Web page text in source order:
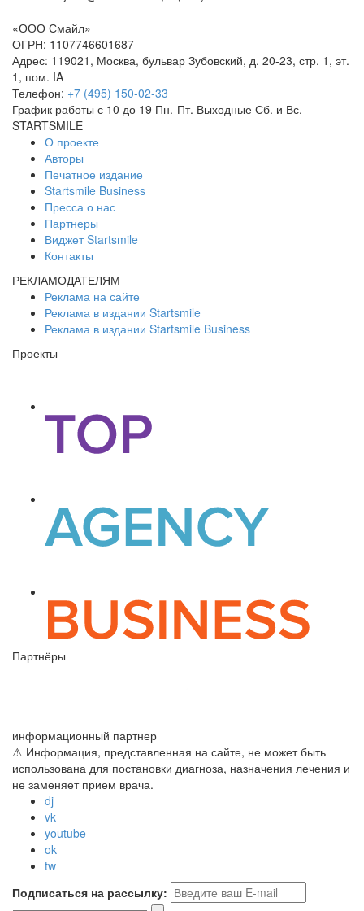
«ООО Смайл»
ОГРН: 1107746601687
Адрес: 119021 , Москва, бульвар Зубовский, д. 20-23, стр. 1, эт.
1, пом. IA
Телефон: +7 (495) 150-02-33
График работы с 10 до 19 Пн.-Пт. Выходные Сб. и Вс.
STARTSMILE
О проекте
Авторы
Печатное издание
Startsmile Business
Пресса о нас
Партнеры
Виджет Startsmile
Контакты
РЕКЛАМОДАТЕЛЯМ
Реклама на сайте
Реклама в издании Startsmile
Реклама в издании Startsmile Business
Проекты
Партнёры
информационный партнер
⚠ Информация, представленная на сайте, не может быть
использована для постановки диагноза, назначения лечения и
не заменяет прием врача.
dj
vk
youtube
ok
tw
Подписаться на рассылку: